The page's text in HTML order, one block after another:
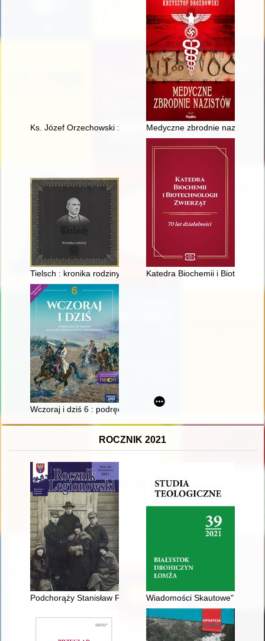
Ks. Józef Orzechowski : na okoliczność: roku jubileuszowego
Medyczne zbrodnie nazistów
Tielsch : kronika rodziny Katedra Biochemii i
Wczoraj i dziś 6 : podręcznik do historii dla klasy szóstej
ROCZNIK 2021
Podchorąży Stanisław Felicki ps. "Skiba"Wiadomości Skautowe" :